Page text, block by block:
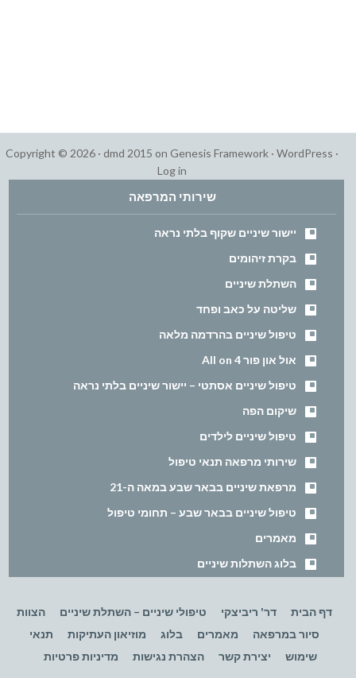
Copyright © 2026 · dmd 2015 on Genesis Framework · WordPress ·
Log in
שירותי המרפאה
יישור שיניים שקוף בלתי נראה
בקרת זיהומים
השתלת שיניים
שליטה על כאב ופחד
טיפול שיניים בהרדמה מלאה
אול און פור All on 4
טיפול שיניים אסתטי – יישור שיניים בלתי נראה
שיקום הפה
טיפול שיניים לילדים
שירותי מרפאה תנאי טיפול
מרפאת שיניים בבאר שבע במאה ה-21
טיפול שיניים בבאר שבע – תחומי טיפול
מאמרים
בלוג השתלות שיניים
דף הבית דר' ריביצקי טיפולי שיניים – השתלת שיניים
הצוות
סיור במרפאה
מאמרים בלוג מוזיאון העתיקות
תנאי
שימוש
יצירת קשר הצהרת נגישות מדיניות פרטיות